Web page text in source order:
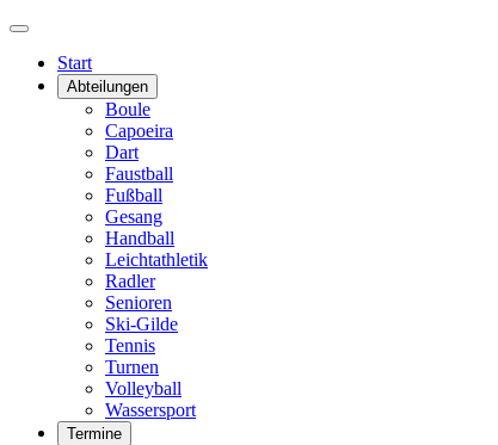
Start
Abteilungen
Boule
Capoeira
Dart
Faustball
Fußball
Gesang
Handball
Leichtathletik
Radler
Senioren
Ski-Gilde
Tennis
Turnen
Volleyball
Wassersport
Termine